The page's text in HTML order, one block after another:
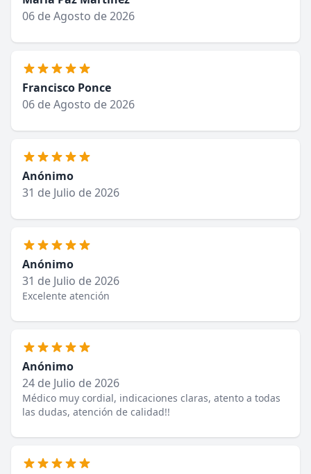
06 de Agosto de 2026
Francisco Ponce
06 de Agosto de 2026
Anónimo
31 de Julio de 2026
Anónimo
31 de Julio de 2026
Excelente atención
Anónimo
24 de Julio de 2026
Médico muy cordial, indicaciones claras, atento a todas
las dudas, atención de calidad!!